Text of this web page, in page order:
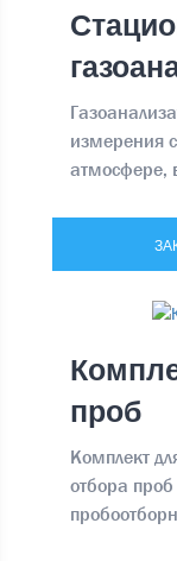
измерения
атмосфере,
вычисляет
готовый,
проб
Комплект
отбора проб